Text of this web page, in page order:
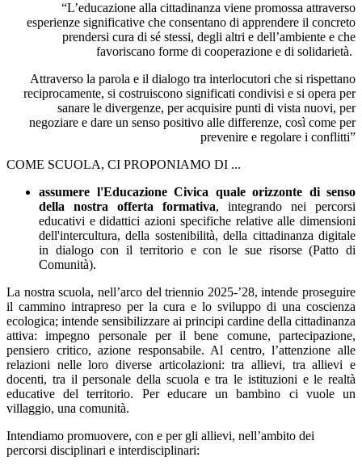
“L’educazione alla cittadinanza viene promossa attraverso
esperienze significative che consentano di apprendere il concreto
prendersi cura di sé stessi, degli altri e dell’ambiente e che
favoriscano forme di cooperazione e di solidarietà.
Attraverso la parola e il dialogo tra interlocutori che si rispettano
reciprocamente, si costruiscono significati condivisi e si opera per
sanare le divergenze, per acquisire punti di vista nuovi, per
negoziare e dare un senso positivo alle differenze, così come per
prevenire e regolare i conflitti”
COME SCUOLA, CI PROPONIAMO DI ...
assumere l'Educazione Civica quale orizzonte di senso
della nostra offerta formativa, integrando nei percorsi
educativi e didattici azioni specifiche relative alle dimensioni
dell'intercultura, della sostenibilità, della cittadinanza digitale
in dialogo con il territorio e con le sue risorse (Patto di
Comunità).
La nostra scuola, nell’arco del triennio 2025-’28, intende proseguire
il cammino intrapreso per la cura e lo sviluppo di una coscienza
ecologica; intende sensibilizzare ai principi cardine della cittadinanza
attiva: impegno personale per il bene comune, partecipazione,
pensiero critico, azione responsabile. Al centro, l’attenzione alle
relazioni nelle loro diverse articolazioni: tra allievi, tra allievi e
docenti, tra il personale della scuola e tra le istituzioni e le realtà
educative del territorio. Per educare un bambino ci vuole un
villaggio, una comunità.
Intendiamo promuovere, con e per gli allievi, nell’ambito dei
percorsi disciplinari e interdisciplinari: